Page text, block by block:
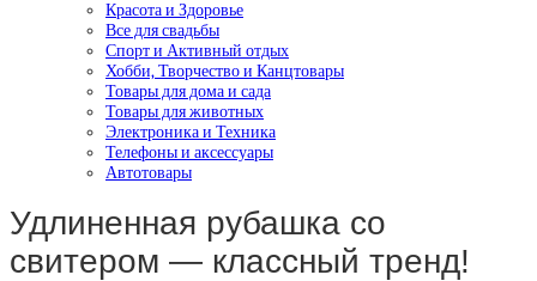
Красота и Здоровье
Все для свадьбы
Спорт и Активный отдых
Хобби, Творчество и Канцтовары
Товары для дома и сада
Товары для животных
Электроника и Техника
Телефоны и аксессуары
Автотовары
Удлиненная рубашка со
свитером — классный тренд!